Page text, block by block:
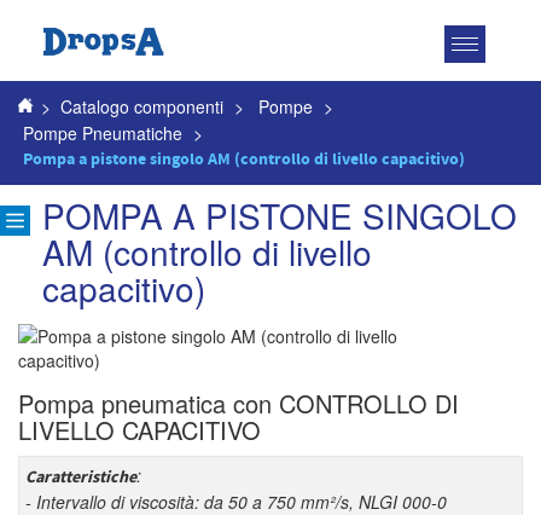
Attiva
> Catalogo componenti > Pompe >
Pompe Pneumatiche >
Pompa a pistone singolo AM (controllo di livello capacitivo)
POMPA A PISTONE SINGOLO
AM (controllo di livello
capacitivo)
Pompa pneumatica con CONTROLLO DI
LIVELLO CAPACITIVO
Caratteristiche:
- Intervallo di viscosità: da 50 a 750 mm²/s, NLGI 000-0